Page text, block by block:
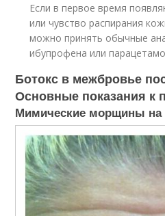
Если в первое время
или чувство распирания
можно принять обычные
ибупрофена или
Ботокс в межбровье
Основные показания к
Мимические морщины на